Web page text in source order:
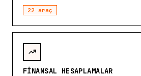
22 araç
FINANSAL HESAPLAMALAR